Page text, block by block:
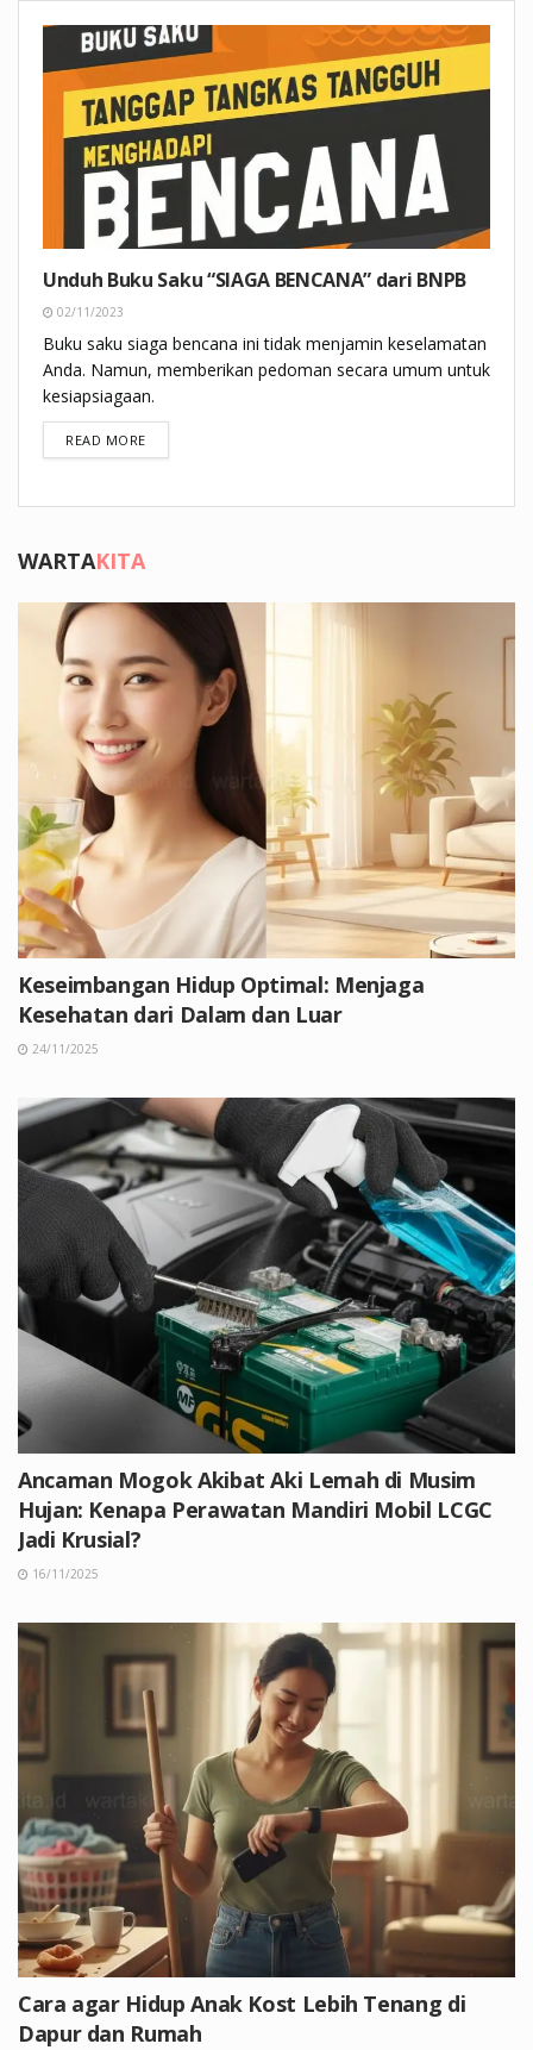
Unduh Buku Saku “SIAGA BENCANA” dari BNPB
02/11/2023
Buku saku siaga bencana ini tidak menjamin keselamatan
Anda. Namun, memberikan pedoman secara umum untuk
kesiapsiagaan.
READ MOREDETAILS
WARTAKITA
Keseimbangan Hidup Optimal: Menjaga
Kesehatan dari Dalam dan Luar
24/11/2025
Ancaman Mogok Akibat Aki Lemah di Musim
Hujan: Kenapa Perawatan Mandiri Mobil LCGC
Jadi Krusial?
16/11/2025
Cara agar Hidup Anak Kost Lebih Tenang di
Dapur dan Rumah